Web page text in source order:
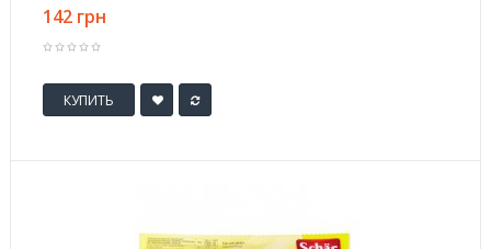
142 грн
КУПИТЬ